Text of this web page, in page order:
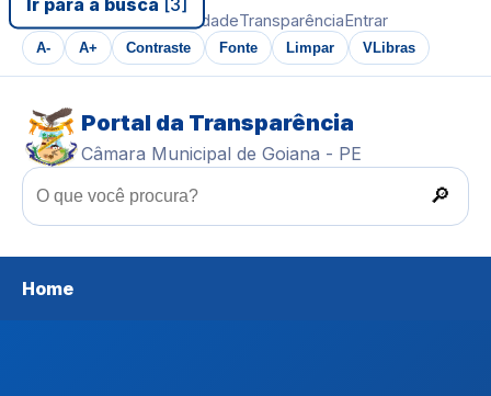
Ir para a busca [3]
Ir ao conteúdo AcessibilidadeTransparênciaEntrar
A- A+ Contraste Fonte Limpar VLibras
Portal da Transparência
Câmara Municipal de Goiana - PE
🔎
Home